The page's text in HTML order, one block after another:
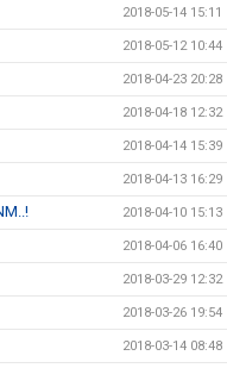
2018-05-14 15:11
2018-05-12 10:44
2018-04-23 20:28
2018-04-18 12:32
2018-04-14 15:39
2018-04-13 16:29
2018-04-10 15:13
2018-04-06 16:40
2018-03-29 12:32
2018-03-26 19:54
2018-03-14 08:48